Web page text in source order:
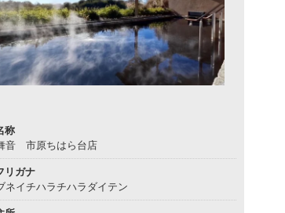
称
音 市原ちはら台店
リガナ
ネイチハラチハラダイテン